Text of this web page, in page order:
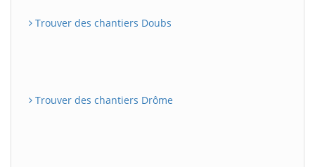
Trouver des chantiers Doubs
Trouver des chantiers Drôme